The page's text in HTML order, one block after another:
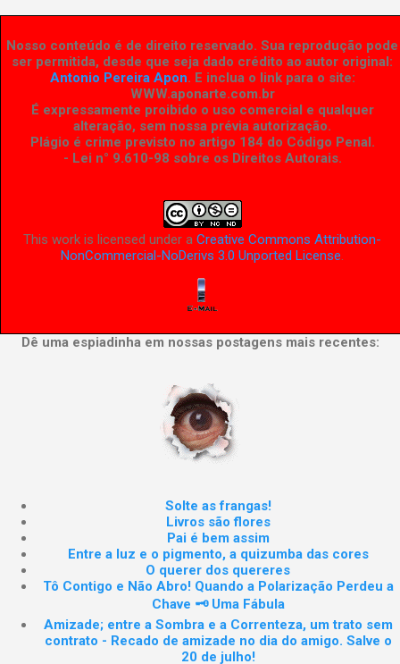
Nosso conteúdo é de direito reservado. Sua reprodução pode
ser permitida, desde que seja dado crédito ao autor original:
Antonio Pereira Apon. E inclua o link para o site:
WWW.aponarte.com.br
É expressamente proibido o uso comercial e qualquer
alteração, sem nossa prévia autorização.
Plágio é crime previsto no artigo 184 do Código Penal.
- Lei n° 9.610-98 sobre os Direitos Autorais.
This work is licensed under aCreative Commons Attribution-
NonCommercial-NoDerivs 3.0 Unported License.
Dê uma espiadinha em nossas postagens mais recentes:
Solte as frangas!
Livros são flores
Pai é bem assim
Entre a luz e o pigmento, a quizumba das cores
O querer dos quereres
Tô Contigo e Não Abro! Quando a Polarização Perdeu a
Chave 🗝️ Uma Fábula
Amizade; entre a Sombra e a Correnteza, um trato sem
contrato - Recado de amizade no dia do amigo. Salve o
20 de julho!